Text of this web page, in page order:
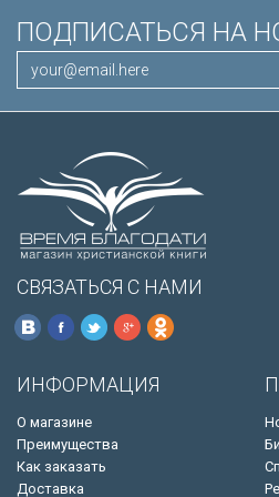
ПОДПИСАТЬСЯ НА
СВЯЗАТЬСЯ С НАМИ
ИНФОРМАЦИЯ
О магазине
Преимущества
Как заказать
Доставка